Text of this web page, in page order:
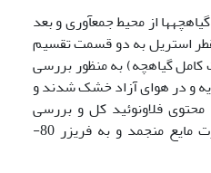
از محیط جمع­آوری و بعد
استریل به دو قسمت تقسیم
کامل گیاهچه) به منظور بررسی
و در هوای آزاد خشک شدند و
فلاونوئید کل و بررسی
بیان ژن TAT بلافاصله در ازت مایع منجمد و به فریزر 80-